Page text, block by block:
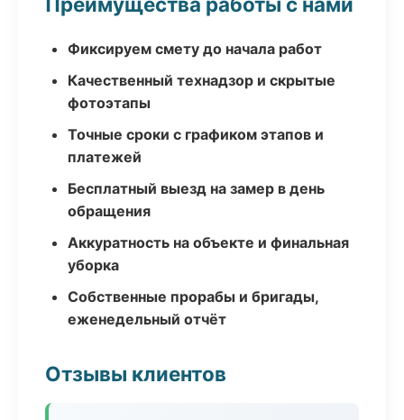
Фиксируем смету до начала работ
Качественный технадзор и скрытые
фотоэтапы
Точные сроки с графиком этапов и
платежей
Бесплатный выезд на замер в день
обращения
Аккуратность на объекте и финальная
уборка
Собственные прорабы и бригады,
еженедельный отчёт
Отзывы клиентов